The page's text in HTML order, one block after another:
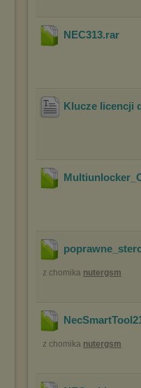
NEC313.rar
Klucze licencji
z chomika nutergsm
z chomika nutergsm